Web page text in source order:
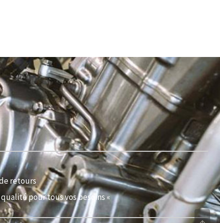
retours
pour tous vos besoins «